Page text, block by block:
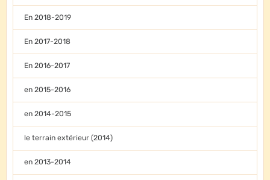
En 2018-2019
En 2017-2018
En 2016-2017
en 2015-2016
en 2014-2015
le terrain extérieur (2014)
en 2013-2014